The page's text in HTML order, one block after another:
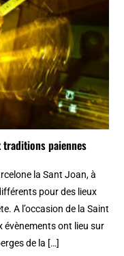
traditions paiennes
la Sant Joan, à
pour des lieux
A l’occasion de la Saint
évènements ont lieu sur
de la […]